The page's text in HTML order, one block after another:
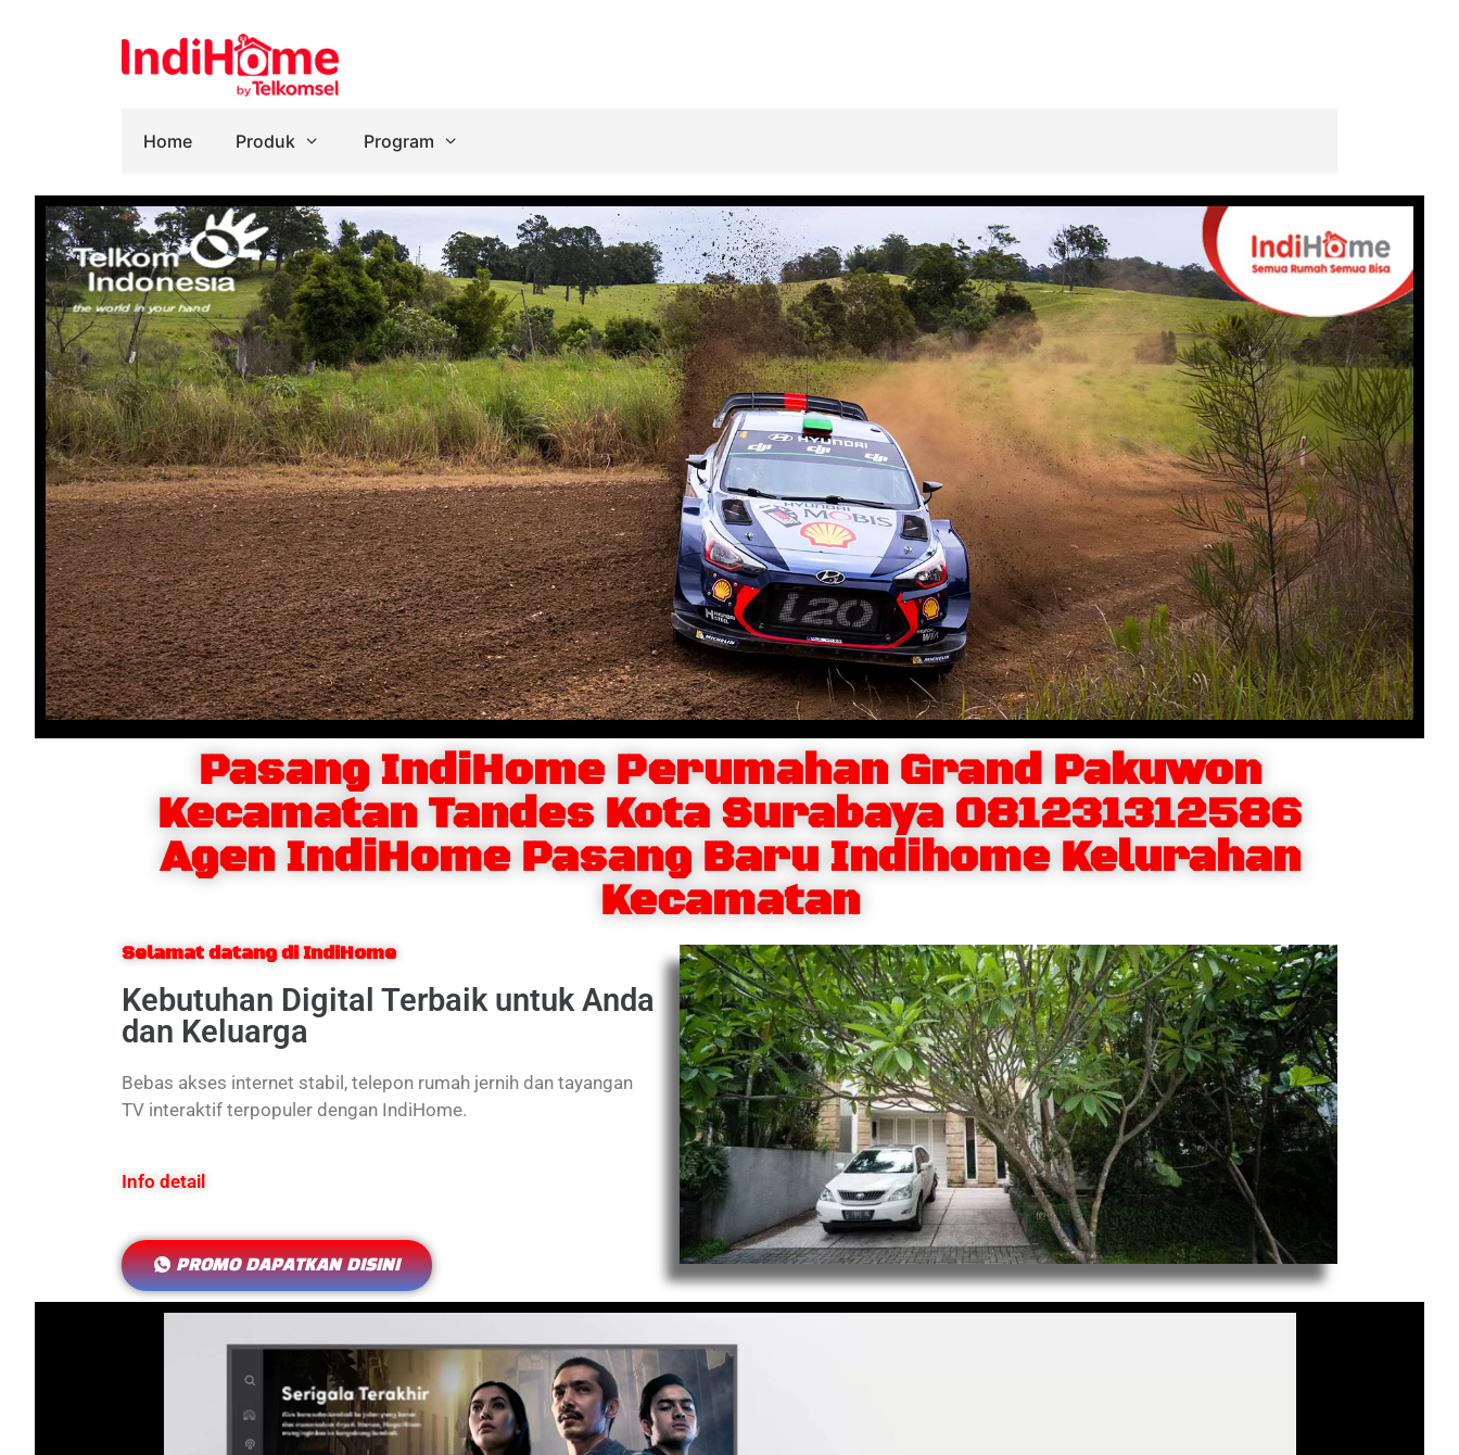
Home Produk Program
Pasang IndiHome Perumahan Grand Pakuwon
Kecamatan Tandes Kota Surabaya 081231312586
Agen IndiHome Pasang Baru Indihome Kelurahan
Kecamatan
Selamat datang di IndiHome
Kebutuhan Digital Terbaik untuk Anda
dan Keluarga
Bebas akses internet stabil, telepon rumah jernih dan tayangan
TV interaktif terpopuler dengan IndiHome.
Info detail
PROMO DAPATKAN DISINI